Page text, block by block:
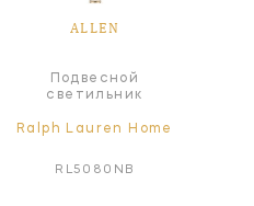
ALLEN
Подвесной
светильник
Ralph Lauren Home
RL5080NB